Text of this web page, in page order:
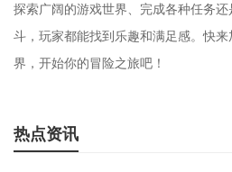
探索广阔的游戏世界、完成各种任务
斗，玩家都能找到乐趣和满足感。快
界，开始你的冒险之旅吧！
热点资讯